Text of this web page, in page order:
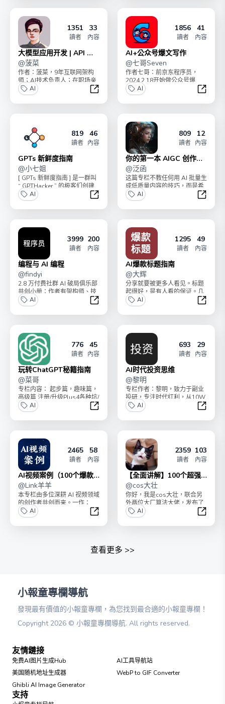
1351
讀者
33
內容
大模型应用开发 | API 实
操
@菠菜
作者：菠菜，9年互联网架构
师；AI技术负责人；在职场亲
手带出多个年入百万 P8+ 人
才；“AI破局俱...
AI
大模型应用开发 | API 实操
1856
讀者
41
內容
AI+公众号爆文写作
@七哥Seven
作者七哥：前京东程序员，
2024.2.18开始做公众号爆
文，4个月涨粉10000+， 流量
主变现4w...
AI
AI+公
819
讀者
46
內容
GPTs 新鲜度指南
@小七姐
[ GPTs 新鲜度指南 ] 是一群叫
“ GPTHacker ” 的极客们创建
的，他们致力于创作和...
AI
GPTs 新鲜度指南
809
讀者
12
內容
你的第一本 AIGC 创作指
南
@泛函
这篇专栏不教任何用 AI 批量生
成低质量内容的技巧，而是希
望能够让你利用 AI 进行体面的
创作。让 ...
AI
你的
3999
讀者
200
內容
编程与 AI 编程
@findyi
2.8 万付费社群 AI 破局俱乐部
共创小册：作者有架构师、技
术负责人、大厂程序员等，旨
在帮助程序员...
AI
编程与 AI 编程
1295
讀者
49
內容
AI爆款标题指南
@大辉
分享就要被更多人看见。标题
起得好，是有人看的保证。几
百阅读和几万阅读，只差一个
好标题。小册有四个专栏...
AI
AI爆
776
讀者
45
內容
玩转ChatGPT秘籍指南
@菜哥
专栏内容： 起步篇，趣味篇，
高级篇 注册/升级Plus4各种坑/
让GPT生图片/GPT4生高清图...
AI
玩转ChatGPT秘籍指南
693
讀者
29
內容
AI时代投资思维
@黎明
专栏作者：黎明，致力于副业
投研，专注时代红利，从10W
本金起步到收益超8位数，曾
初期便投资特斯拉、美...
AI
AI时
2465
讀者
58
內容
AI视频案例（100个爆款
拆解）
@Link羊羊
本专栏由多位深耕 AI 视频领域
的创作者共创而来。一作：
Link羊羊，C9本、硕士在读，
AI视频教练...
AI
AI视频案例（100个爆款拆解）
2359
讀者
103
內容
【全面讲解】100个超强
机器学习模型
@cos大壮
你好，我是cos大壮，联合另
外两位大厂算法大佬，发布了
《100个超强机器学习算法模
型》！最近，全网突...
AI
【全
查看更多 >>
小報童專欄導航
發現最有價值的小報童專欄，為您找到最合適的小報童專欄！
Copyright 2026 © 小報童專欄導航. All rights reserved.
友情鏈接
免费AI图片生成Hub
AI工具导航站
美国随机地址生成器
WebP to GIF Converter
Ghibli AI Image Generator
支持